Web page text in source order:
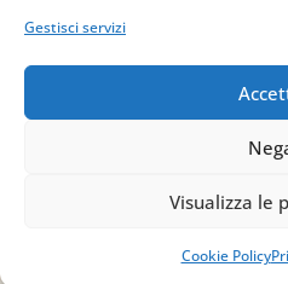
Gestisci servizi
Visualizza le
Cookie Policy
info@studiopizzano.it